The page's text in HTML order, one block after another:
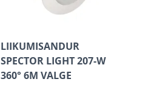
LIIKUMISANDUR
SPECTOR LIGHT 207-W
360° 6M VALGE